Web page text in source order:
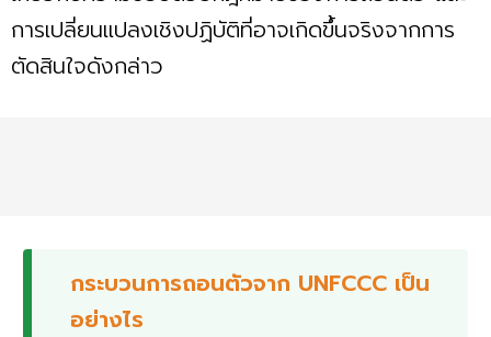
การเปลี่ยนแปลงเชิงปฏิบัติที่อาจเกิดขึ้นจริงจากการ
ตัดสินใจดังกล่าว
กระบวนการถอนตัวจาก UNFCCC เป็น
อย่างไร